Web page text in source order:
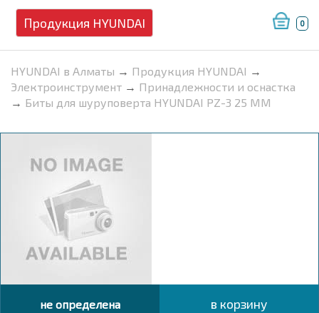
Продукция HYUNDAI 0
HYUNDAI в Алматы → Продукция HYUNDAI →
Электроинструмент → Принадлежности и оснастка
→ Биты для шуруповерта HYUNDAI PZ-3 25 ММ
не определена в корзину